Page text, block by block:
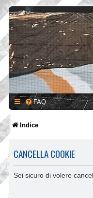
FAQ
Indice
CANCELLA COOKIE
Sei sicuro di volere